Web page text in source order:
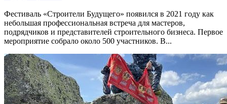
Фестиваль «Строители Будущего» появился в 2021 году как
небольшая профессиональная встреча для мастеров,
подрядчиков и представителей строительного бизнеса. Первое
мероприятие собрало около 500 участников. В...